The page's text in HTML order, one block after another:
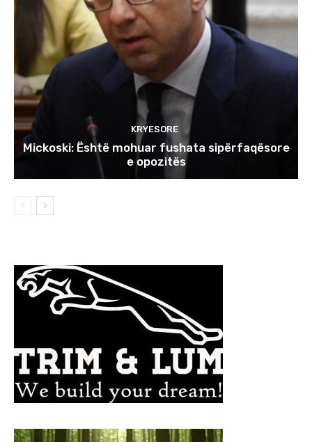
KRYESORE
Mickoski: Është mohuar fushata sipërfaqësore
e opozitës